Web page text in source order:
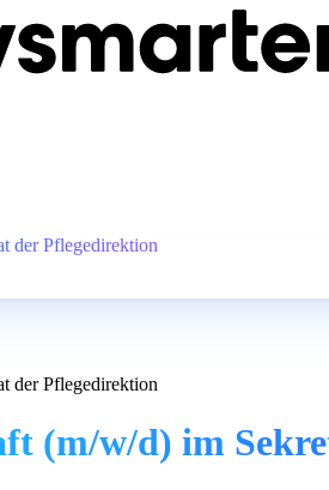
der Pflegedirektion
der Pflegedirektion
(m/w/d) im